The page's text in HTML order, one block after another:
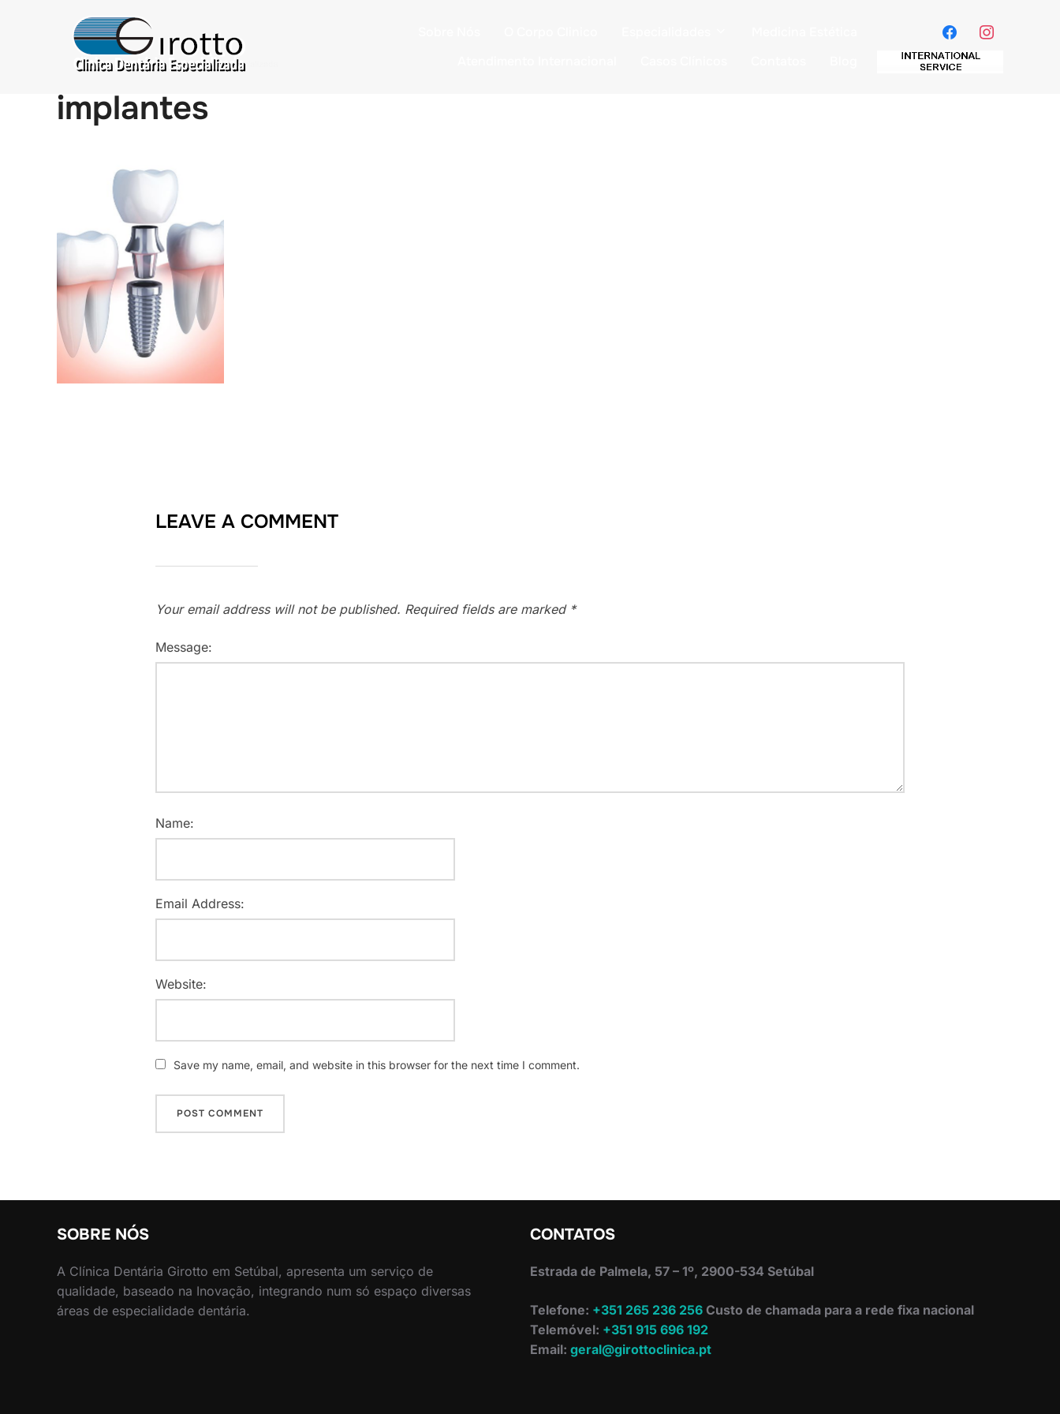
implantes
LEAVE A COMMENT
Your email address will not be published. Required fields are marked *
Message:
Name:
Email Address:
Website:
Save my name, email, and website in this browser for the next time I comment.
SOBRE NÓS
A Clínica Dentária Girotto em Setúbal, apresenta um serviço de
qualidade, baseado na Inovação, integrando num só espaço diversas
áreas de especialidade dentária.
CONTATOS
Estrada de Palmela, 57 – 1º, 2900-534 Setúbal
Telefone: +351 265 236 256 Custo de chamada para a rede fixa nacional
Telemóvel: +351 915 696 192
Email: geral@girottoclinica.pt